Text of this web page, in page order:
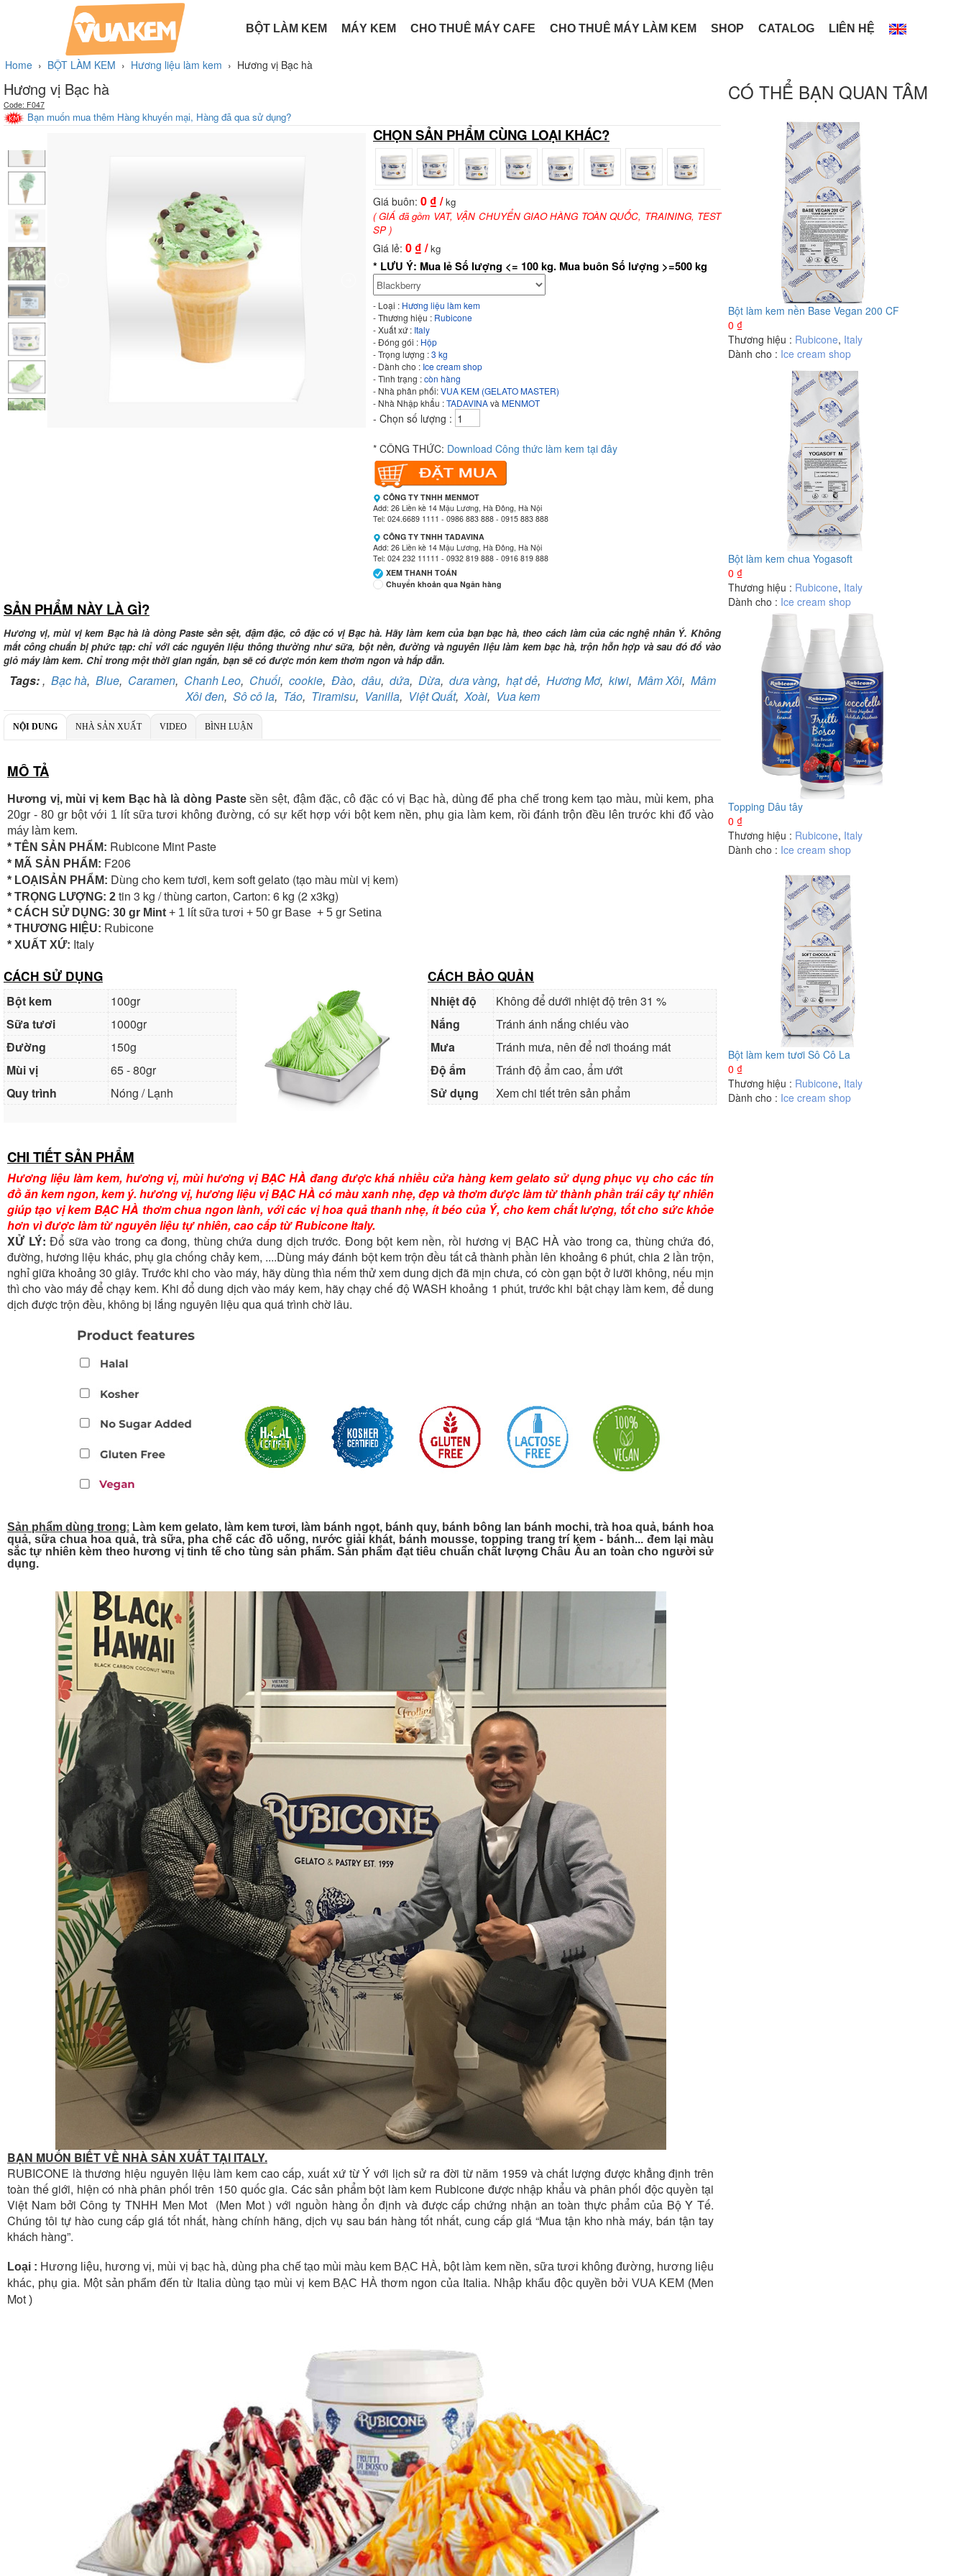
BỘT LÀM KEM MÁY KEM CHO THUÊ MÁY CAFE CHO THUÊ MÁY LÀM KEM SHOP CATALOG LIÊN HỆ
Home › BỘT LÀM KEM › Hương liệu làm kem › Hương vị Bạc hà
Hương vị Bạc hà
Code: F047
Bạn muốn mua thêm Hàng khuyến mại, Hàng đã qua sử dụng?
CHỌN SẢN PHẨM CÙNG LOẠI KHÁC?
Giá buôn: 0 ₫ / kg
( GIÁ đã gồm VAT, VẬN CHUYỂN GIAO HÀNG TOÀN QUỐC, TRAINING, TEST
SP )
Giá lẻ: 0 ₫ /kg
* LƯU Ý: Mua lẻ Số lượng <= 100 kg. Mua buôn Số lượng >=500 kg
- Loại : Hương liệu làm kem
- Thương hiệu : Rubicone
- Xuất xứ : Italy
- Đóng gói : Hộp
- Trọng lượng :3 kg
- Dành cho : Ice cream shop
- Tình trạng :còn hàng
- Nhà phân phối:VUA KEM (GELATO MASTER)
- Nhà Nhập khẩu :TADAVINAvà MENMOT
- Chọn số lượng :
* CÔNG THỨC: Download Công thức làm kem tại đây
CÔNG TY TNHH MENMOT
Add: 26 Liền kề 14 Mậu Lương, Hà Đông, Hà Nội
Tel: 024.6689 1111 - 0986 883 888 - 0915 883 888
CÔNG TY TNHH TADAVINA
Add: 26 Liền kề 14 Mậu Lương, Hà Đông, Hà Nội
Tel: 024 232 11111 - 0932 819 888 - 0916 819 888
XEM THANH TOÁN
Chuyển khoản qua Ngân hàng
Vietcombank Tây Hà Nội
Chủ TK:
CÔNG TY TNHH MENMOT
Số TK:
069 1000 811 888
Ngân hàng Ngoại thương Việt Nam
Chi nhánh:
Chủ TK:
CÔNG TY TNHH TADAVINA
Ngân hàng Ngoại thương Việt Nam
Chi nhánh:
Chi nhánh Vietcombank Hà Nội
SẢN PHẨM NÀY LÀ GÌ?
Hương vị, mùi vị kem Bạc hà là dòng Paste sền sệt, đậm đặc, cô đặc có vị Bạc hà. Hãy làm kem của bạn bạc hà, theo cách làm của các nghệ nhân Ý. Không
mất công chuẩn bị phức tạp: chỉ với các nguyên liệu thông thường như sữa, bột nền, đường và nguyên liệu làm kem bạc hà, trộn hỗn hợp và sau đó đổ vào
giỏ máy làm kem. Chỉ trong một thời gian ngắn, bạn sẽ có được món kem thơm ngon và hấp dẫn.
Tags:, Bạc hà, Blue, Caramen, Chanh Leo, Chuối, cookie, Đào, dâu, dứa, Dừa, dưa vàng, hạt dẻ, Hương Mơ, kiwi, Mâm Xôi, Mâm
Xôi đen, Sô cô la, Táo, Tiramisu, Vanilla, Việt Quất,Xoài, Vua kem
NỘI DUNG NHÀ SẢN XUẤT VIDEO BÌNH LUẬN
MÔ TẢ
Hương vị, mùi vị kem Bạc hà là dòng Pastesền sệt, đậm đặc, cô đặc có vị Bạc hà, dùng để pha chế trong kem tạo màu, mùi kem, pha
20gr - 80 gr bột với 1 lít sữa tươi không đường, có sự kết hợp với bột kem nền, phụ gia làm kem, rồi đánh trộn đều lên trước khi đổ vào
máy làm kem.
* TÊN SẢN PHẨM: Rubicone Mint Paste
* MÃ SẢN PHẨM: F206
* LOẠISẢN PHẨM: Dùng cho kem tươi, kem soft gelato (tạo màu mùi vị kem)
* TRỌNG LƯỢNG: 2 tin 3 kg / thùng carton, Carton: 6 kg (2 x3kg)
* CÁCH SỬ DỤNG: 30 gr Mint + 1 lít sữa tươi + 50 gr Base + 5 gr Setina
* THƯƠNG HIỆU: Rubicone
* XUẤT XỨ: Italy
CÁCH SỬ DỤNG
Bột kem
100gr
Sữa tươi
1000gr
Đường
150g
Mùi vị
65 - 80gr
Quy trình
Nóng / Lạnh
CÁCH BẢO QUẢN
Nhiệt độ
Không để dưới nhiệt độ trên 31 %
Nắng
Tránh ánh nắng chiếu vào
Mưa
Tránh mưa, nên để nơi thoáng mát
Độ ẩm
Tránh độ ẩm cao, ẩm ướt
Sử dụng
Xem chi tiết trên sản phẩm
CHI TIẾT SẢN PHẨM
Hương liệu làm kem, hương vị, mùi hương vị BẠC HÀ đang được khá nhiều cửa hàng kem gelato sử dụng phục vụ cho các tín
đồ ăn kem ngon, kem ý. hương vị, hương liệu vị BẠC HÀ có màu xanh nhẹ, đẹp và thơm được làm từ thành phần trái cây tự nhiên
giúp tạo vị kem BẠC HÀ thơm chua ngon lành, với các vị hoa quả thanh nhẹ, ít béo của Ý, cho kem chất lượng, tốt cho sức khỏe
hơn vì được làm từ nguyên liệu tự nhiên, cao cấp từ Rubicone Italy.
XỬ LÝ: Đổ sữa vào trong ca đong, thùng chứa dung dịch trước. Đong bột kem nền, rồi hương vị BẠC HÀ vào trong ca, thùng chứa đó,
đường, hương liệu khác, phụ gia chống chảy kem, ....Dùng máy đánh bột kem trộn đều tất cả thành phần lên khoảng 6 phút, chia 2 lần trộn,
nghỉ giữa khoảng 30 giây. Trước khi cho vào máy, hãy dùng thìa nếm thử xem dung dịch đã mịn chưa, có còn gạn bột ở lưỡi không, nếu mịn
thì cho vào máy để chạy kem. Khi đổ dung dịch vào máy kem, hãy chạy chế độ WASH khoảng 1 phút, trước khi bật chạy làm kem, để dung
dịch được trộn đều, không bị lắng nguyên liệu qua quá trình chờ lâu.
Sản phẩm dùng trong: Làm kem gelato, làm kem tươi, làm bánh ngọt, bánh quy, bánh bông lan bánh mochi, trà hoa quả, bánh hoa
quả, sữa chua hoa quả, trà sữa, pha chế các đồ uống, nước giải khát, bánh mousse, topping trang trí kem - bánh... đem lại màu
sắc tự nhiên kèm theo hương vị tinh tế cho tùng sản phẩm. Sản phẩm đạt tiêu chuẩn chất lượng Châu Âu an toàn cho người sử
dụng.
BẠN MUỐN BIẾT VỀ NHÀ SẢN XUẤT TẠI ITALY.
RUBICONE là thương hiệu nguyên liệu làm kem cao cấp, xuất xứ từ Ý với lịch sử ra đời từ năm 1959 và chất lượng được khẳng định trên
toàn thế giới, hiện có nhà phân phối trên 150 quốc gia. Các sản phẩm bột làm kem Rubicone được nhập khẩu và phân phối độc quyền tại
Việt Nam bởi Công ty TNHH Men Mot (Men Mot ) với nguồn hàng ổn định và được cấp chứng nhận an toàn thực phẩm của Bộ Y Tế.
Chúng tôi tự hào cung cấp giá tốt nhất, hàng chính hãng, dịch vụ sau bán hàng tốt nhất, cung cấp giá “Mua tận kho nhà máy, bán tận tay
khách hàng”.
Loại : Hương liệu, hương vị, mùi vị bạc hà, dùng pha chế tạo mùi màu kem BẠC HÀ, bột làm kem nền, sữa tươi không đường, hương liệu
khác, phụ gia. Một sản phẩm đến từ Italia dùng tạo mùi vị kem BẠC HÀ thơm ngon của Italia. Nhập khẩu độc quyền bởi VUA KEM (Men
Mot )
CÓ THỂ BẠN QUAN TÂM
Bột làm kem nền Base Vegan 200 CF
0 ₫
Thương hiệu : Rubicone, Italy
Dành cho : Ice cream shop
Bột làm kem chua Yogasoft
0 ₫
Thương hiệu : Rubicone, Italy
Dành cho : Ice cream shop
Topping Dâu tây
0 ₫
Thương hiệu : Rubicone, Italy
Dành cho : Ice cream shop
Bột làm kem tươi Sô Cô La
0 ₫
Thương hiệu : Rubicone, Italy
Dành cho : Ice cream shop